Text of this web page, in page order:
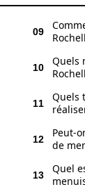
Quels
Quels
Peut-
de
Quel